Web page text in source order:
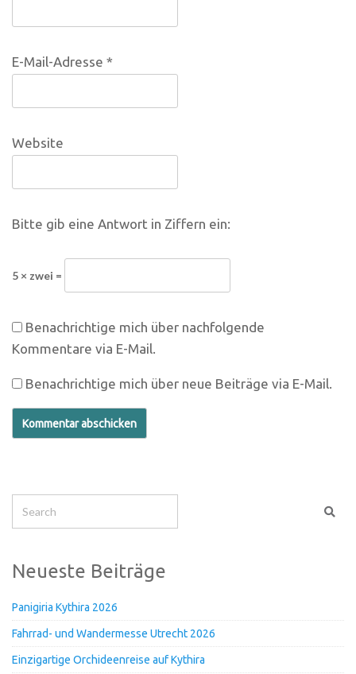
E-Mail-Adresse *
Website
Bitte gib eine Antwort in Ziffern ein:
5 × zwei =
Benachrichtige mich über nachfolgende
Kommentare via E-Mail.
Benachrichtige mich über neue Beiträge via E-Mail.
Neueste Beiträge
Panigiria Kythira 2026
Fahrrad- und Wandermesse Utrecht 2026
Einzigartige Orchideenreise auf Kythira